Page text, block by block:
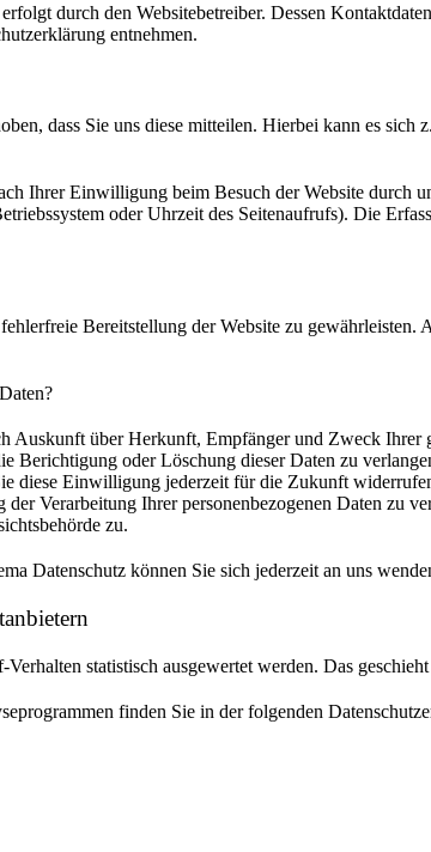
durch den Websitebetreiber. Dessen
entnehmen.
dass Sie uns diese mitteilen. Hierbei kann es sich
Ihrer Einwilligung beim Besuch der Website durch
oder Uhrzeit des Seitenaufrufs). Die
Bereitstellung der Website zu gewährleisten.
Auskunft über Herkunft, Empfänger und Zweck Ihrer
Berichtigung oder Löschung dieser Daten zu
diese Einwilligung jederzeit für die Zukunft
Verarbeitung Ihrer personenbezogenen Daten zu
zu.
Datenschutz können Sie sich jederzeit an uns
statistisch ausgewertet werden. Das
finden Sie in der folgenden